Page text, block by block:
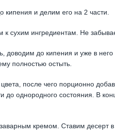
и делим его на 2 части.
к сухим ингредиентам. Не
доводим до кипения и уже в
полностью остыть.
после чего порционно
до однородного состояния. В
кремом. Ставим десерт в